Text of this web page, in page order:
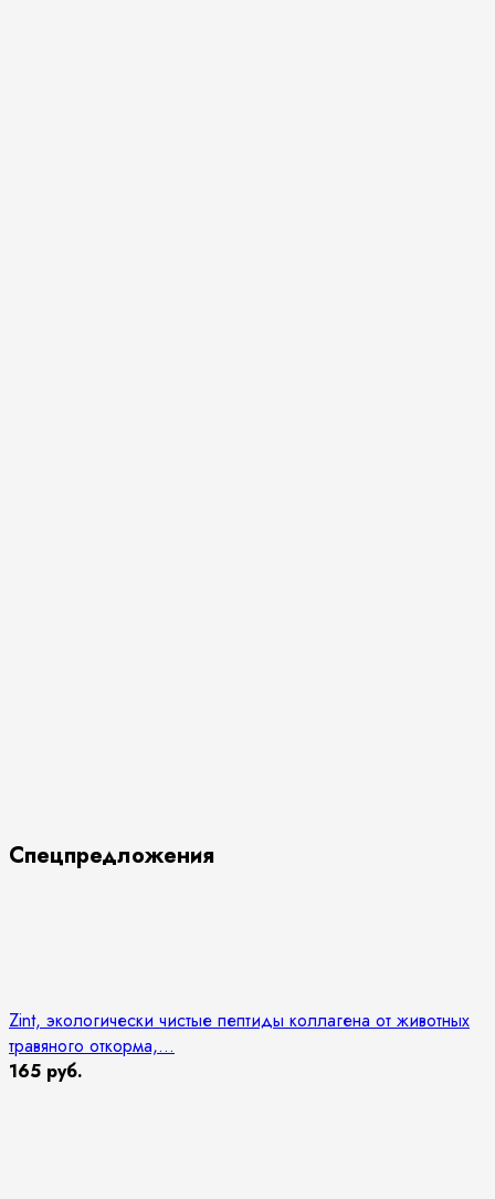
Спецпредложения
Zint, экологически чистые пептиды коллагена от животных
травяного откорма,...
165 руб.